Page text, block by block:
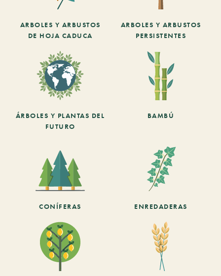
ARBOLES Y ARBUSTOS
DE HOJA CADUCA
ARBOLES Y ARBUSTOS
PERSISTENTES
ÁRBOLES Y PLANTAS DEL
FUTURO
BAMBÚ
CONÍFERAS ENREDADERAS